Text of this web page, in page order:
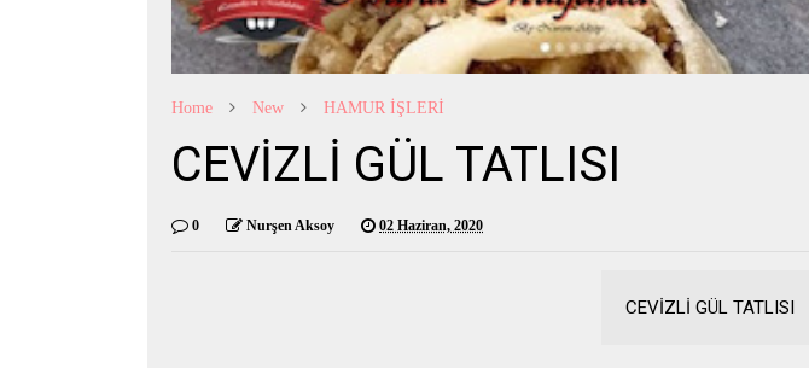
Home New HAMUR İŞLERİ
CEVİZLİ GÜL TATLISI
0 Nurşen Aksoy 02 Haziran, 2020
CEVİZLİ GÜL TATLISI